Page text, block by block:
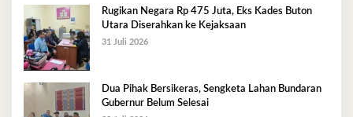
Rugikan Negara Rp 475 Juta, Eks Kades Buton
Utara Diserahkan ke Kejaksaan
31 Juli 2026
Dua Pihak Bersikeras, Sengketa Lahan Bundaran
Gubernur Belum Selesai